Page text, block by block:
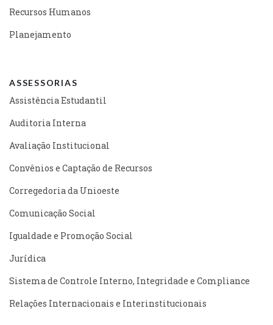
Recursos Humanos
Planejamento
ASSESSORIAS
Assistência Estudantil
Auditoria Interna
Avaliação Institucional
Convênios e Captação de Recursos
Corregedoria da Unioeste
Comunicação Social
Igualdade e Promoção Social
Jurídica
Sistema de Controle Interno, Integridade e Compliance
Relações Internacionais e Interinstitucionais